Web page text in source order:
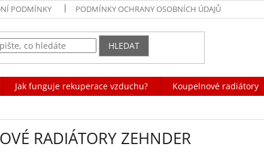
PODMÍNKY PODMÍNKY OCHRANY OSOBNÍCH ÚDAJŮ
HLEDAT
Jak funguje rekuperace vzduchu? Koupelnové radiátory
RADIÁTORY ZEHNDER